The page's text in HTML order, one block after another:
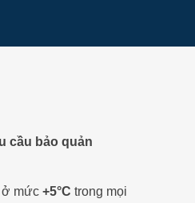
cầu bảo quản
ở mức +5°C trong mọi